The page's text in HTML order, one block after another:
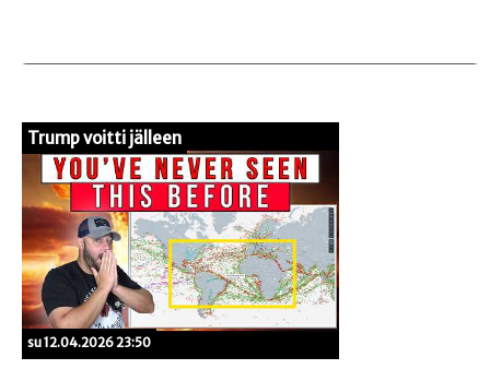
Trump voitti jälleen
su 12.04.2026 23:50